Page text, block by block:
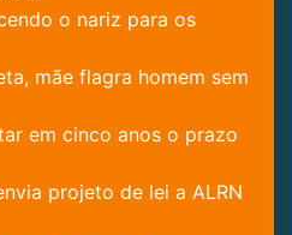
o nariz para os
mãe flagra homem sem
em cinco anos o prazo
projeto de lei a ALRN